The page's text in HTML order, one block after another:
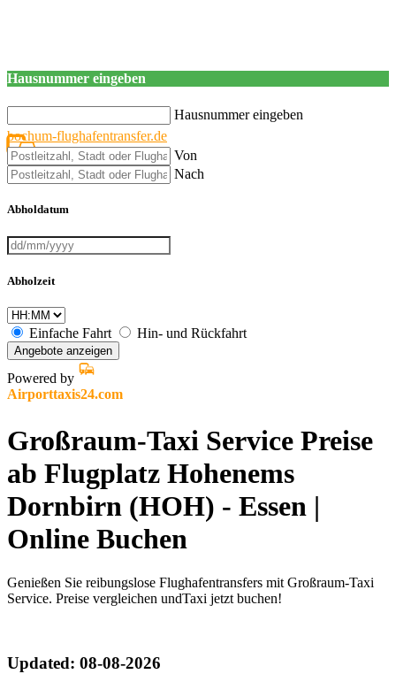
Hausnummer eingeben
Hausnummer eingeben
bochum-flughafentransfer.de
Von
Nach
Abholdatum
Abholzeit
Einfache Fahrt Hin- und Rückfahrt
Angebote anzeigen
Powered by
Airporttaxis24.com
Großraum-Taxi Service Preise
ab Flugplatz Hohenems
Dornbirn (HOH) - Essen |
Online Buchen
Genießen Sie reibungslose Flughafentransfers mit Großraum-Taxi
Service. Preise vergleichen undTaxi jetzt buchen!
Updated: 08-08-2026